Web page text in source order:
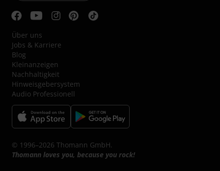
Über uns
Jobs & Karriere
Blog
Kleinanzeigen
Nachhaltigkeit
Hinweisgebersystem
Audio Professionell
© 1996–2026 Thomann GmbH.
Thomann loves you, because you rock!